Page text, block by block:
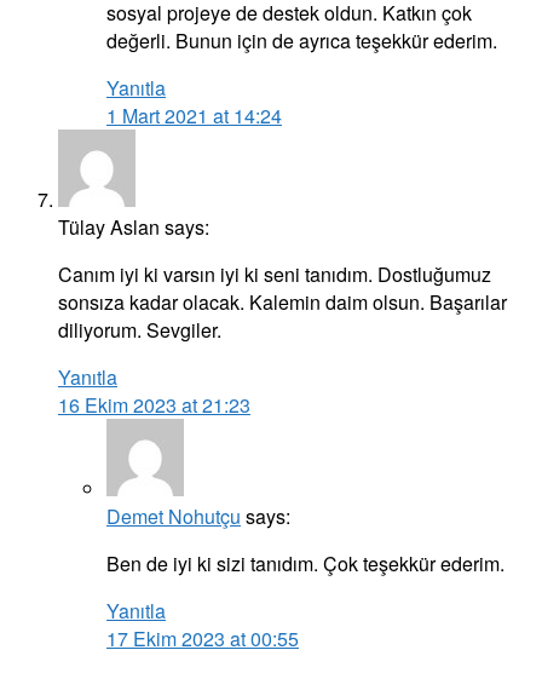
sosyal projeye de destek oldun. Katkın çok
değerli. Bunun için de ayrıca teşekkür ederim.
Yanıtla
1 Mart 2021 at 14:24
Tülay Aslan says:
Canım iyi ki varsın iyi ki seni tanıdım. Dostluğumuz
sonsıza kadar olacak. Kalemin daim olsun. Başarılar
diliyorum. Sevgiler.
Yanıtla
16 Ekim 2023 at 21:23
Demet Nohutçu says:
Ben de iyi ki sizi tanıdım. Çok teşekkür ederim.
Yanıtla
17 Ekim 2023 at 00:55